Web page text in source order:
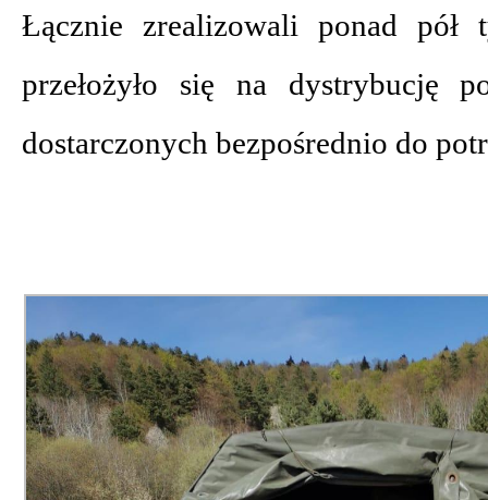
Łącznie zrealizowali ponad pół
przełożyło się na dystrybucję
dostarczonych bezpośrednio do